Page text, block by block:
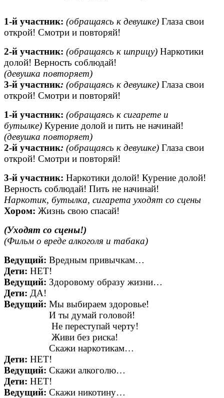
1-й участник: (обращаясь к девушке) Глаза свои
открой! Смотри и повторяй!
2-й участник: (обращаясь к шприцу) Наркотики
долой! Верность соблюдай!
(девушка повторяет)
3-й участник: (обращаясь к девушке) Глаза свои
открой! Смотри и повторяй!
1-й участник: (обращаясь к сигарете и
бутылке) Курение долой и пить не начинай!
(девушка повторяет)
2-й участник: (обращаясь к девушке) Глаза свои
открой! Смотри и повторяй!
3-й участник: Наркотики долой! Курение долой!
Верность соблюдай! Пить не начинай!
Наркотик, бутылка, сигарета уходят со сцены
Хором: Жизнь свою спасай!
(Уходят со сцены!)
(Фильм о вреде алкоголя и табака)
Ведущий: Вредным привычкам…
Дети: НЕТ!
Ведущий: Здоровому образу жизни…
Дети: ДА!
Ведущий: Мы выбираем здоровье!
И ты думай головой!
Не переступай черту!
Живи без риска!
Скажи наркотикам…
Дети: НЕТ!
Ведущий: Скажи алкоголю…
Дети: НЕТ!
Ведущий: Скажи никотину…